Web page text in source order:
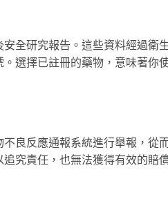
全研究報告。這些資料經過衛
選擇已註冊的藥物，意味著你
良反應通報系統進行舉報，從
究責任，也無法獲得有效的賠